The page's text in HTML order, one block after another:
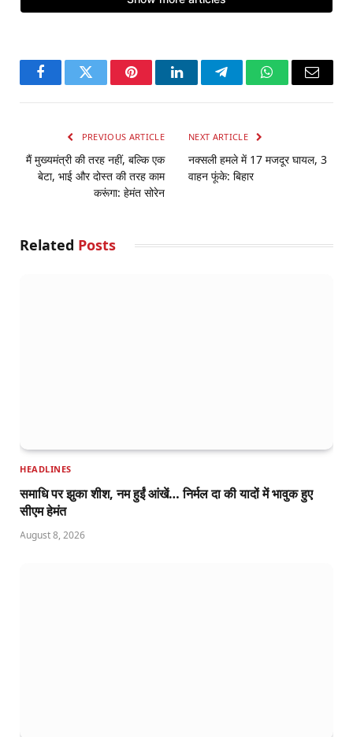
FacebookTwitter PinterestLinkedInTelegramWhatsApp
Email
PREVIOUS ARTICLE
मैं मुख्यमंत्री की तरह नहीं, बल्कि एक
बेटा, भाई और दोस्त की तरह काम
करूंगा: हेमंत सोरेन
NEXT ARTICLE
नक्सली हमले में 17 मजदूर घायल, 3
वाहन फूंके: बिहार
Related Posts
HEADLINES
समाधि पर झुका शीश, नम हुईं आंखें… निर्मल दा की यादों में भावुक हुए
सीएम हेमंत
August 8, 2026